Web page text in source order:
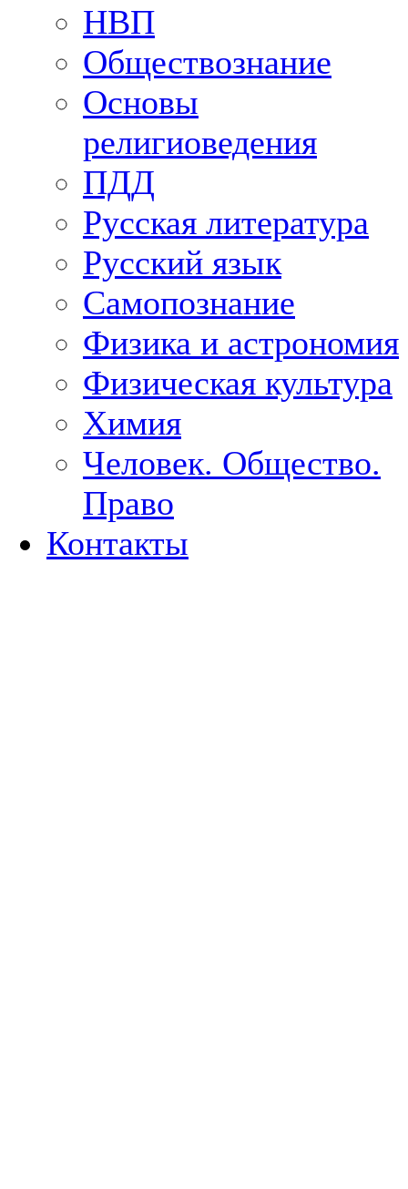
НВП
Обществознание
Основы
религиоведения
ПДД
Русская литература
Русский язык
Самопознание
Физика и астрономия
Физическая культура
Химия
Человек. Общество.
Право
Контакты